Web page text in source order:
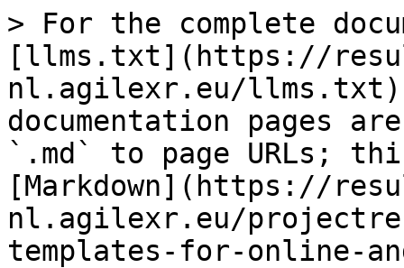
> For the complete
[llms.txt](https://
nl.agilexr.eu/llms.txt).
documentation pages
`.md` to page URLs;
[Markdown](https://
nl.agilexr.eu/
templates-for-online-